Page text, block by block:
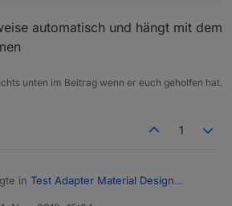
automatisch und hängt mit dem
unten im Beitrag wenn er euch geholfen hat.
1
in Test Adapter Material Design